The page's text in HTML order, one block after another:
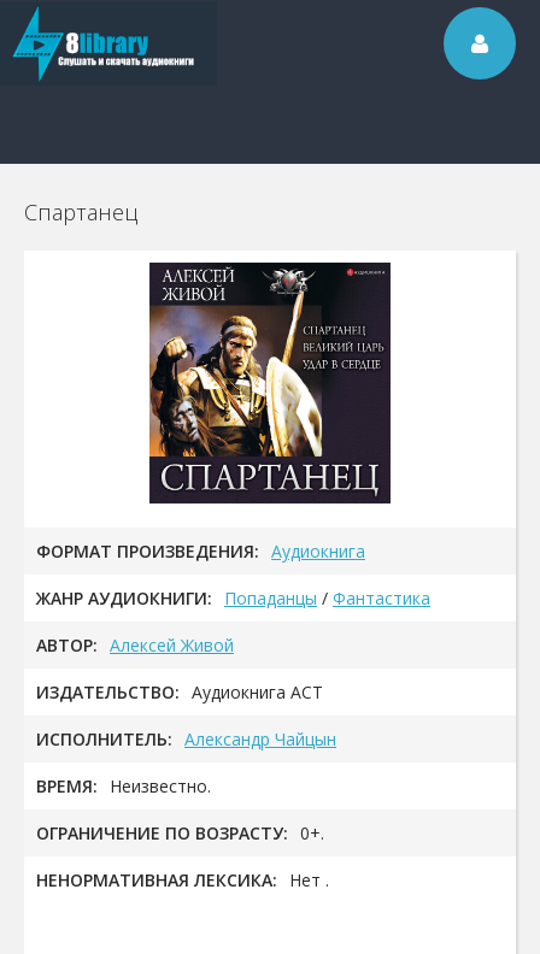
Спартанец
ФОРМАТ ПРОИЗВЕДЕНИЯ: Аудиокнига
ЖАНР АУДИОКНИГИ: Попаданцы / Фантастика
АВТОР: Алексей Живой
ИЗДАТЕЛЬСТВО: Аудиокнига АСТ
ИСПОЛНИТЕЛЬ: Александр Чайцын
ВРЕМЯ: Неизвестно.
ОГРАНИЧЕНИЕ ПО ВОЗРАСТУ: 0+.
НЕНОРМАТИВНАЯ ЛЕКСИКА: Нет .